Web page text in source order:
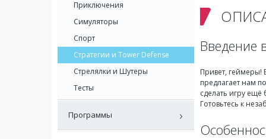
Введение
Привет, геймеры!
предлагает нам
сделать игру ещё
Готовьтесь к
Приключения
Симуляторы
Спорт
Стратегии и Tower Defense
Стрелялки и Шутеры
Тесты
Программы